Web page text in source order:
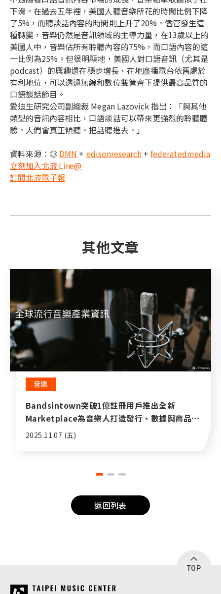
下滑。在過去五年裡，美國人聽音樂所花的時間比例下降
了5%，而聽談話內容的時間則上升了20%。儘管發生這
種轉變，音樂仍然是音訊領域的主導力量，在13歲以上的
美國人中，音樂佔所有聆聽內容的75%，而口語內容的這
一比例為25%。但很明顯地，美國人對口語音訊（尤其是
podcast）的興趣還在穩步增長，在地廣播電台依舊處於
有利地位，可以透過無線和數位雙管齊下提供最高品質的
口語談話節目。
愛迪生研究公司副總裁 Megan Lazovick 指出：「與其他
類型的音訊內容相比，口語談話可以帶來更強烈的聆聽體
驗。人們會真正傾聽、把話聽進去。」
資料來源： ◎ DMN + edisonresearch +federatedmedia
立刻加入北流 Line@
訂閱北流電子報
其他文章
音樂
Bandsintown突破1億註冊用戶推出全新
Marketplace為音樂人打造發行、數據與商品一
站式平台
2025.11.07 (五)
返回列表
TOP
:::